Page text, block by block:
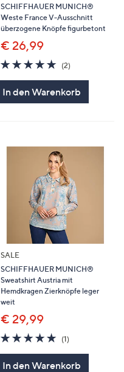
SCHIFFHAUER MUNICH®
Weste France V-Ausschnitt
überzogene Knöpfe figurbetont
€ 26,99
5.0
von
(2)
In den Warenkorb
SALE
SCHIFFHAUER MUNICH®
Sweatshirt Austria mit
Hemdkragen Zierknöpfe leger
weit
€ 29,99
5.0
von
(1)
In den Warenkorb